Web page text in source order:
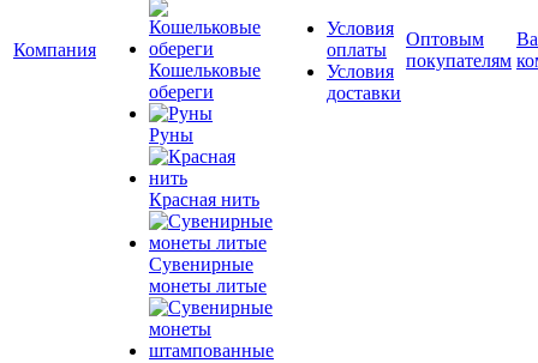
Компания
Кошельковые
обереги
Руны
Красная нить
Сувенирные
монеты литые
Условия
оплаты
Условия
доставки
Оптовым
покупателям